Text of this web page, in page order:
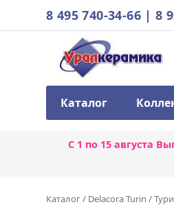
8 495 740-34-66 |8
Каталог
С 1 по 15 августа
Каталог/ Delacora Turin /